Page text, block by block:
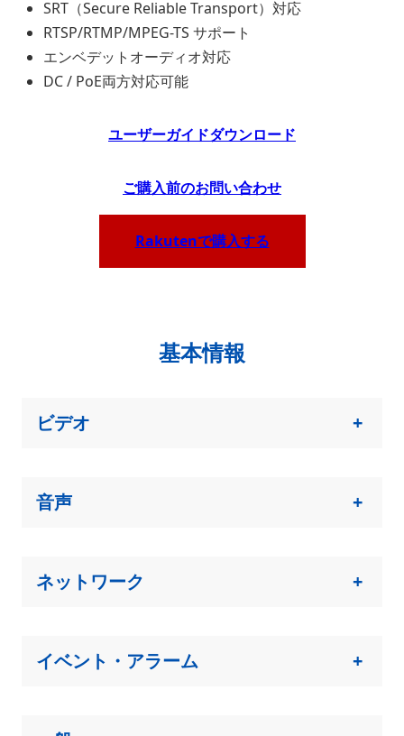
SRT（Secure Reliable Transport）対応
RTSP/RTMP/MPEG-TS サポート
エンベデットオーディオ対応
DC / PoE両方対応可能
ユーザーガイドダウンロード
ご購入前のお問い合わせ
Rakutenで購入する
基本情報
ビデオ +
音声 +
ネットワーク +
イベント・アラーム +